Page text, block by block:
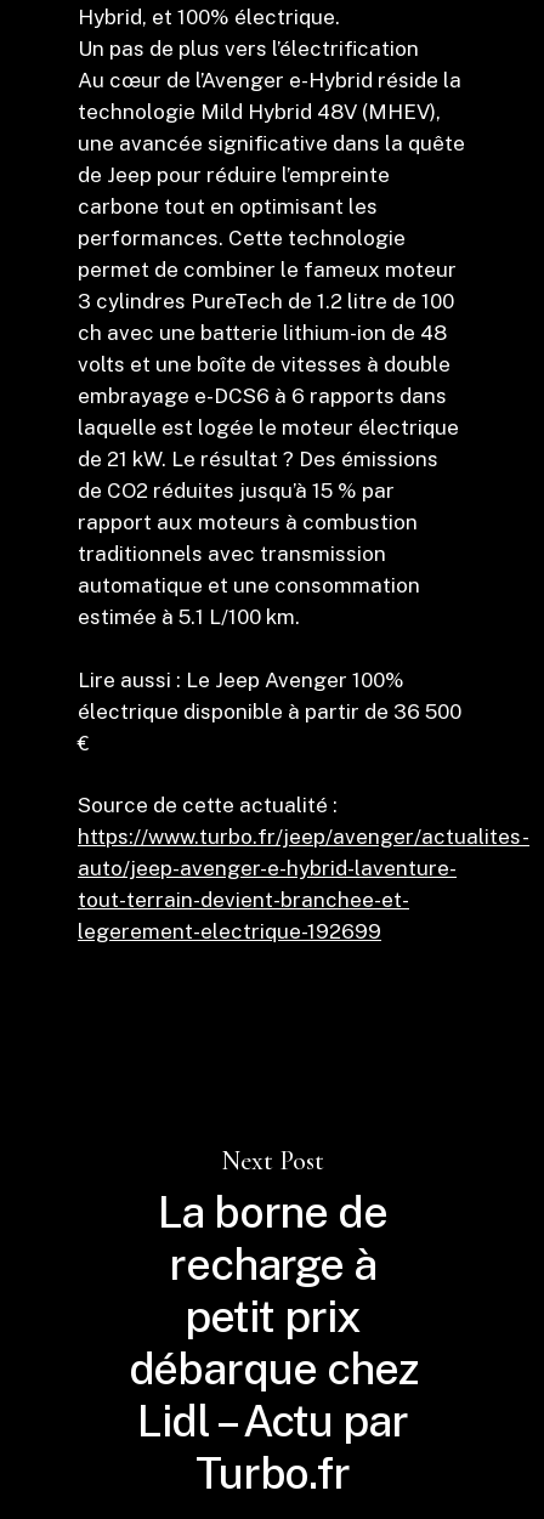
Hybrid, et 100% électrique.
Un pas de plus vers l’électrification
Au cœur de l’Avenger e-Hybrid réside la
technologie Mild Hybrid 48V (MHEV),
une avancée significative dans la quête
de Jeep pour réduire l’empreinte
carbone tout en optimisant les
performances. Cette technologie
permet de combiner le fameux moteur
3 cylindres PureTech de 1.2 litre de 100
ch avec une batterie lithium-ion de 48
volts et une boîte de vitesses à double
embrayage e-DCS6 à 6 rapports dans
laquelle est logée le moteur électrique
de 21 kW. Le résultat ? Des émissions
de CO2 réduites jusqu’à 15 % par
rapport aux moteurs à combustion
traditionnels avec transmission
automatique et une consommation
estimée à 5.1 L/100 km.
Lire aussi : Le Jeep Avenger 100%
électrique disponible à partir de 36 500
€
Source de cette actualité :
https://www.turbo.fr/jeep/avenger/actualites-
auto/jeep-avenger-e-hybrid-laventure-
tout-terrain-devient-branchee-et-
legerement-electrique-192699
Next Post
La borne de
recharge à
petit prix
débarque chez
Lidl – Actu par
Turbo.fr